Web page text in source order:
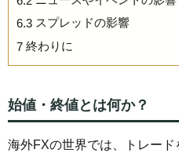
6.3 スプレッドの影響
7 終わりに
始値・終値とは何か？
海外FXの世界では、トレー